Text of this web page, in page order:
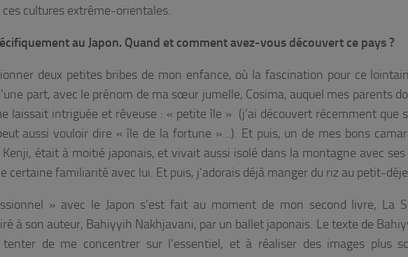
cultures extrême-orientales.
au Japon. Quand et comment avez-vous découvert ce pays ?
deux petites bribes de mon enfance, où la fascination pour ce
part, avec le prénom de ma sœur jumelle, Cosima, auquel mes parents
laissait intriguée et rêveuse : « petite île » (j’ai découvert récemment que
aussi vouloir dire « île de la fortune »…). Et puis, un de mes bons
Kenji, était à moitié japonais, et vivait aussi isolé dans la montagne avec
certaine familiarité avec lui. Et puis, j’adorais déjà manger du riz au petit-
» avec le Japon s’est fait au moment de mon second livre, La
à son auteur, Bahiyyih Nakhjavani, par un ballet japonais. Le texte de
tenter de me concentrer sur l’essentiel, et à réaliser des images plus